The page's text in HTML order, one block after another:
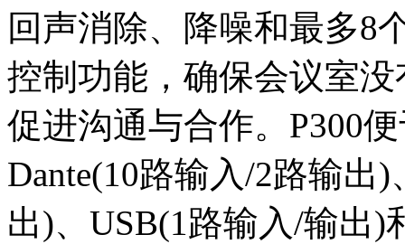
回声消除、降噪和最多8
控制功能，确保会议室
促进沟通与合作。P300
Dante(10路输入/2路输出
出)、USB(1路输入/输出)